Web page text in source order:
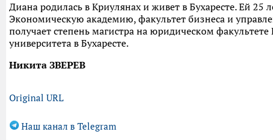
Диана родилась в Криулянах и живет в Бухаресте. Ей 25
Экономическую академию, факультет бизнеса и
получает степень магистра на юридическом
университета в Бухаресте.
Никита ЗВЕРЕВ
Original URL
Наш канал в Telegram